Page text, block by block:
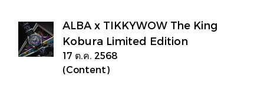
ALBA x TIKKYWOW The King
Kobura Limited Edition
17 ต.ค. 2568
(Content)